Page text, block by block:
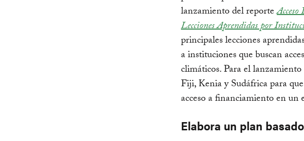
lanzamiento del reporte
Lecciones Aprendidas por
principales lecciones
a instituciones que buscan
climáticos. Para el
Fiji, Kenia y Sudáfrica para
acceso a financiamiento en un
Elabora un plan